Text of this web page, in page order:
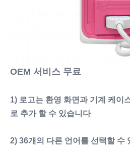
OEM 서비스 무료
1) 로고는 환영 화면과 기계 케이
로 추가 할 수 있습니다
2) 36개의 다른 언어를 선택할 수